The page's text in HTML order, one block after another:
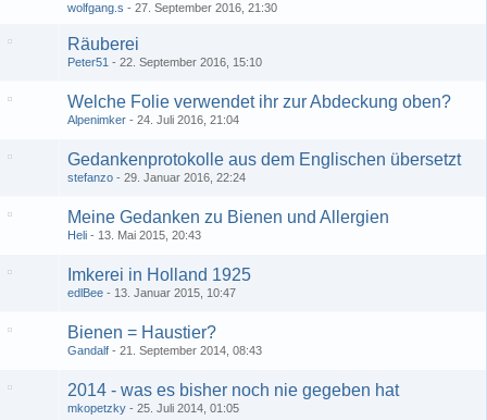
wolfgang.s 27. September 2016, 21:30
Räuberei
Peter51 22. September 2016, 15:10
Welche Folie verwendet ihr zur Abdeckung oben?
Alpenimker 24. Juli 2016, 21:04
Gedankenprotokolle aus dem Englischen übersetzt
stefanzo 29. Januar 2016, 22:24
Meine Gedanken zu Bienen und Allergien
Heli 13. Mai 2015, 20:43
Imkerei in Holland 1925
edlBee 13. Januar 2015, 10:47
Bienen = Haustier?
Gandalf 21. September 2014, 08:43
2014 - was es bisher noch nie gegeben hat
mkopetzky 25. Juli 2014, 01:05